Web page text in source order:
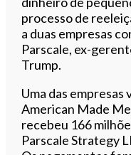
processo de
a duas empresas
Parscale, ex-
Trump.
Uma das empresas
American Made
recebeu 166
Parscale Strategy